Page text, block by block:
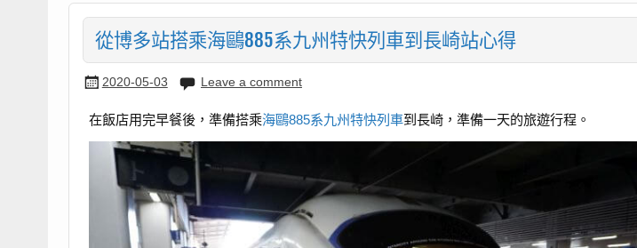
從博多站搭乘海鷗885系九州特快列車到長崎站心得
2020-05-03 Leave a comment
在飯店用完早餐後，準備搭乘海鷗885系九州特快列車到長崎，準備一天的旅遊行程。